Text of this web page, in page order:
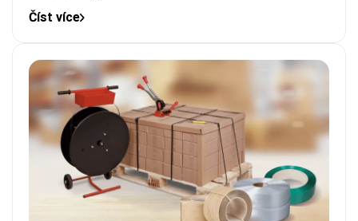
Číst více